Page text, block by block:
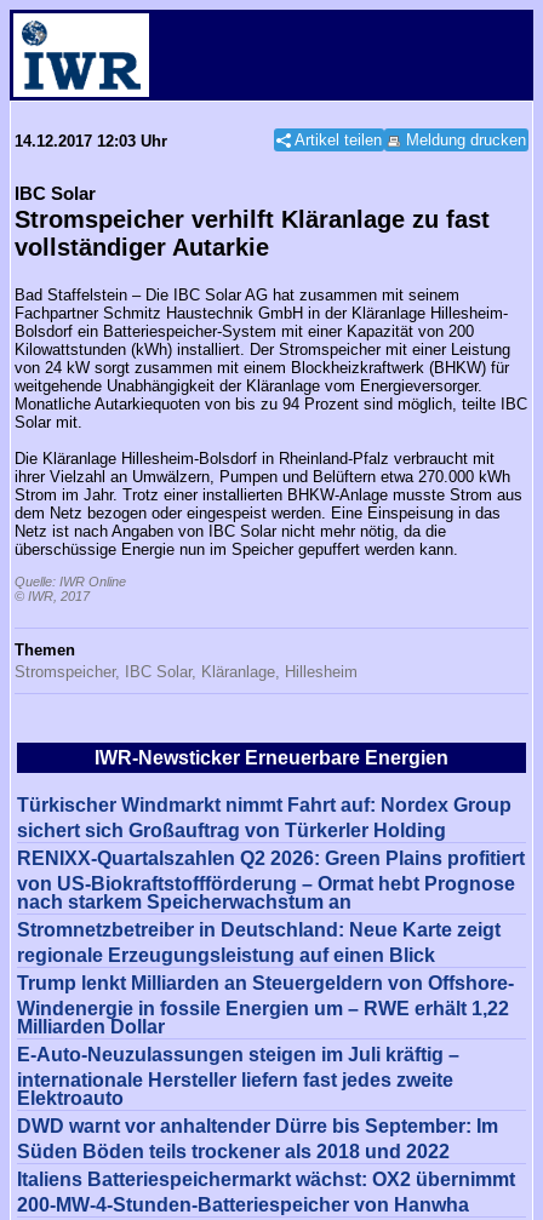
Meldung drucken
14.12.2017 12:03 Uhr Artikel teilen
IBC Solar
Stromspeicher verhilft Kläranlage zu fast
vollständiger Autarkie
Bad Staffelstein – Die IBC Solar AG hat zusammen mit seinem
Fachpartner Schmitz Haustechnik GmbH in der Kläranlage Hillesheim-
Bolsdorf ein Batteriespeicher-System mit einer Kapazität von 200
Kilowattstunden (kWh) installiert. Der Stromspeicher mit einer Leistung
von 24 kW sorgt zusammen mit einem Blockheizkraftwerk (BHKW) für
weitgehende Unabhängigkeit der Kläranlage vom Energieversorger.
Monatliche Autarkiequoten von bis zu 94 Prozent sind möglich, teilte IBC
Solar mit.
Die Kläranlage Hillesheim-Bolsdorf in Rheinland-Pfalz verbraucht mit
ihrer Vielzahl an Umwälzern, Pumpen und Belüftern etwa 270.000 kWh
Strom im Jahr. Trotz einer installierten BHKW-Anlage musste Strom aus
dem Netz bezogen oder eingespeist werden. Eine Einspeisung in das
Netz ist nach Angaben von IBC Solar nicht mehr nötig, da die
überschüssige Energie nun im Speicher gepuffert werden kann.
Quelle: IWR Online
© IWR, 2017
Themen
Stromspeicher,
IBC Solar, Kläranlage, Hillesheim
IWR-Newsticker Erneuerbare Energien
Türkischer Windmarkt nimmt Fahrt auf: Nordex Group
sichert sich Großauftrag von Türkerler Holding
RENIXX-Quartalszahlen Q2 2026: Green Plains profitiert
von US-Biokraftstoffförderung – Ormat hebt Prognose
nach starkem Speicherwachstum an
Stromnetzbetreiber in Deutschland: Neue Karte zeigt
regionale Erzeugungsleistung auf einen Blick
Trump lenkt Milliarden an Steuergeldern von Offshore-
Windenergie in fossile Energien um – RWE erhält 1,22
Milliarden Dollar
E-Auto-Neuzulassungen steigen im Juli kräftig –
internationale Hersteller liefern fast jedes zweite
Elektroauto
DWD warnt vor anhaltender Dürre bis September: Im
Süden Böden teils trockener als 2018 und 2022
Italiens Batteriespeichermarkt wächst: OX2 übernimmt
200-MW-4-Stunden-Batteriespeicher von Hanwha